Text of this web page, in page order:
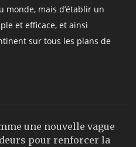
monde, mais d’établir un
et efficace, et ainsi
sur tous les plans de
une nouvelle vague
pour renforcer la